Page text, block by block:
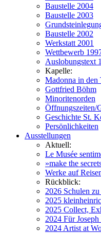
Baustelle 2004
Baustelle 2003
Baustelle 2002
Werkstatt 2001
Wettbewerb
Auslobungstext
Kapelle:
Madonna in den
Gottfried Böhm
Minoritenorden
Öffnungszeiten/
Geschichte St.
Persönlichkeiten
Ausstellungen
Aktuell:
Le Musée
»make the
Werke auf
Rückblick:
2026 Schulen
2025
2025 Collect,
2024 Für
2024 Artist at